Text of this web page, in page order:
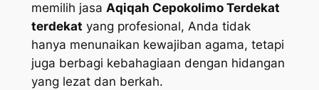
memilih jasa Aqiqah Cepokolimo Terdekat
terdekat yang profesional, Anda tidak
hanya menunaikan kewajiban agama, tetapi
juga berbagi kebahagiaan dengan hidangan
yang lezat dan berkah.